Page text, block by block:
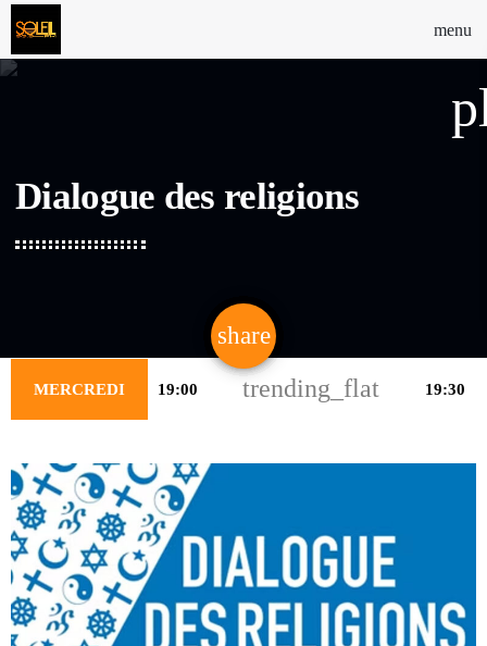
menu
Dialogue des religions
share
email
MERCREDI 19:00 trending_flat 19:30